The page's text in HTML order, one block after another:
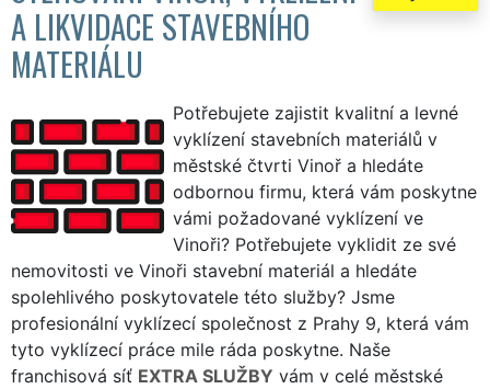
A LIKVIDACE STAVEBNÍHO
MATERIÁLU
Potřebujete zajistit kvalitní a levné
vyklízení stavebních materiálů v
městské čtvrti Vinoř a hledáte
odbornou firmu, která vám poskytne
vámi požadované vyklízení ve
Vinoři? Potřebujete vyklidit ze své
nemovitosti ve Vinoři stavební materiál a hledáte
spolehlivého poskytovatele této služby? Jsme
profesionální vyklízecí společnost z Prahy 9, která vám
tyto vyklízecí práce mile ráda poskytne. Naše
franchisová síť EXTRA SLUŽBY vám v celé městské